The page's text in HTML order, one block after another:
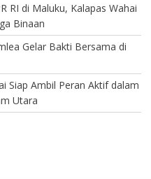
RI di Maluku, Kalapas Wahai
Binaan
Gelar Bakti Bersama di
Siap Ambil Peran Aktif dalam
Utara